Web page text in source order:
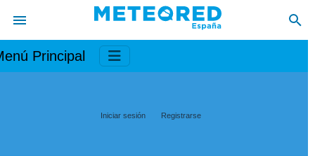
Principal
Iniciar sesión Registrarse